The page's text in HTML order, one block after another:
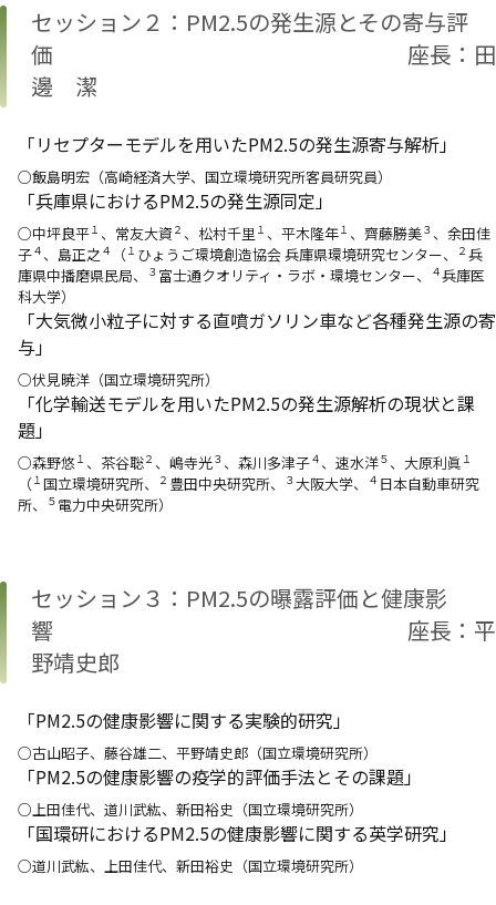
セッション２：PM2.5の発生源とその寄与評
価 座長：田
邊 潔
「リセプターモデルを用いたPM2.5の発生源寄与解析」
○飯島明宏（高崎経済大学、国立環境研究所客員研究員）
「兵庫県におけるPM2.5の発生源同定」
○中坪良平１ 、常友大資２ 、松村千里 １ 、平木隆年１ 、齊藤勝美３ 、余田佳
子４ 、島正之 ４ （１ ひょうご環境創造協会 兵庫県環境研究センター、 ２ 兵
庫県中播磨県民局、
３ 富士通クオリティ・ラボ・環境センター、 ４兵庫医
科大学）
「大気微小粒子に対する直噴ガソリン車など各種発生源の寄
与」
○伏見暁洋（国立環境研究所）
「化学輸送モデルを用いたPM2.5の発生源解析の現状と課
題」
○森野悠１ 、茶谷聡２ 、嶋寺光３ 、森川多津子４ 、速水洋５ 、大原利眞 １
（１ 国立環境研究所、 ２ 豊田中央研究所、 ３大阪大学、 ４ 日本自動車研究
所、
５ 電力中央研究所）
セッション３：PM2.5の曝露評価と健康影
響 座長：平
野靖史郎
「PM2.5の健康影響に関する実験的研究」
○古山昭子、藤谷雄二、平野靖史郎（国立環境研究所）
「PM2.5の健康影響の疫学的評価手法とその課題」
○上田佳代、道川武紘、新田裕史（国立環境研究所）
「国環研におけるPM2.5の健康影響に関する英学研究」
○道川武紘、上田佳代、新田裕史（国立環境研究所）